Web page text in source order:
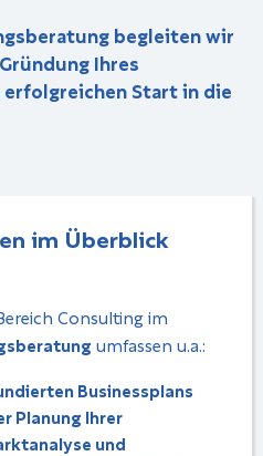
begleiten wir
Ihres
erfolgreichen Startin die
im Über­blick
Consulting im
umfassen u.a.:
Businessplans
Planung Ihrer
und